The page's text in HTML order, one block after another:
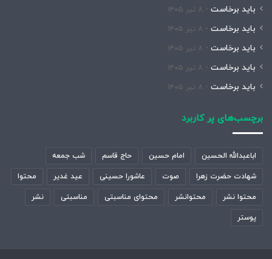
باید برخاست ۸ تیر ۱۴۰۵
باید برخاست ۸ تیر ۱۴۰۵
باید برخاست ۸ تیر ۱۴۰۵
باید برخاست ۸ تیر ۱۴۰۵
باید برخاست ۸ تیر ۱۴۰۵
برچسب‌های پر کاربرد
اباعبدالله الحسین امام حسین حاج قاسم شب جمعه
شهادت حضرت زهرا صوت عاشورا حسینی عید غدیر محتوا
محتوا نشر محتوانشر محتوای مناسبتی مناسبتی نشر
پوستر